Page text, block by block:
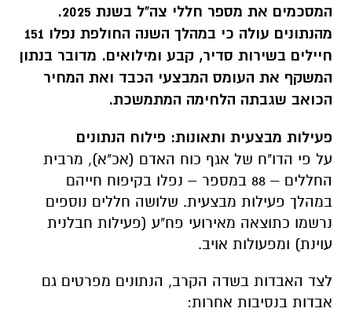
המסכמים את מספר חללי צה"ל בשנת 2025.
מהנתונים עולה כי במהלך השנה החולפת נפלו 151
חיילים בשירות סדיר, קבע ומילואים. מדובר בנתון
המשקף את העומס המבצעי הכבד ואת המחיר
הכואב שגבתה הלחימה המתמשכת.
פעילות מבצעית ותאונות: פילוח הנתונים
על פי הדו"ח של אגף כוח האדם (אכ"א), מרבית
החללים – 88 במספר – נפלו בקיפוח חייהם
במהלך פעילות מבצעית. שלושה חללים נוספים
נרשמו כתוצאה מאירועי פח"ע (פעילות חבלנית
עוינת) ומפעולות אויב.
לצד האבדות בשדה הקרב, הנתונים מפרטים גם
אבדות בנסיבות אחרות: